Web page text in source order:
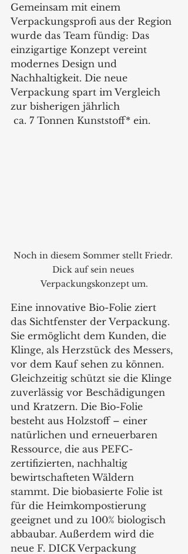
Gemeinsam mit einem
Verpackungsprofi aus der Region
wurde das Team fündig: Das
einzigartige Konzept vereint
modernes Design und
Nachhaltigkeit. Die neue
Verpackung spart im Vergleich
zur bisherigen jährlich
ca. 7 Tonnen Kunststoff* ein.
Noch in diesem Sommer stellt Friedr.
Dick auf sein neues
Verpackungskonzept um.
Eine innovative Bio-Folie ziert
das Sichtfenster der Verpackung.
Sie ermöglicht dem Kunden, die
Klinge, als Herzstück des Messers,
vor dem Kauf sehen zu können.
Gleichzeitig schützt sie die Klinge
zuverlässig vor Beschädigungen
und Kratzern. Die Bio-Folie
besteht aus Holzstoff – einer
natürlichen und erneuerbaren
Ressource, die aus PEFC-
zertifizierten, nachhaltig
bewirtschafteten Wäldern
stammt. Die biobasierte Folie ist
für die Heimkompostierung
geeignet und zu 100% biologisch
abbaubar. Außerdem wird die
neue F. DICK Verpackung